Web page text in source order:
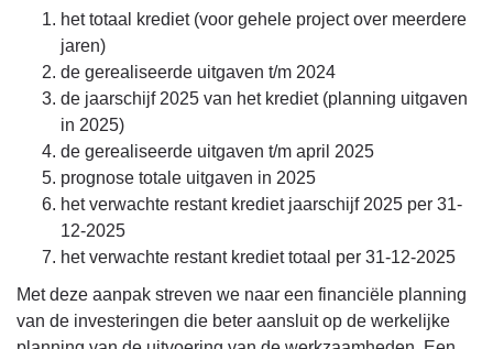
het totaal krediet (voor gehele project over meerdere
jaren)
de gerealiseerde uitgaven t/m 2024
de jaarschijf 2025 van het krediet (planning uitgaven
in 2025)
de gerealiseerde uitgaven t/m april 2025
prognose totale uitgaven in 2025
het verwachte restant krediet jaarschijf 2025 per 31-
12-2025
het verwachte restant krediet totaal per 31-12-2025
Met deze aanpak streven we naar een financiële planning
van de investeringen die beter aansluit op de werkelijke